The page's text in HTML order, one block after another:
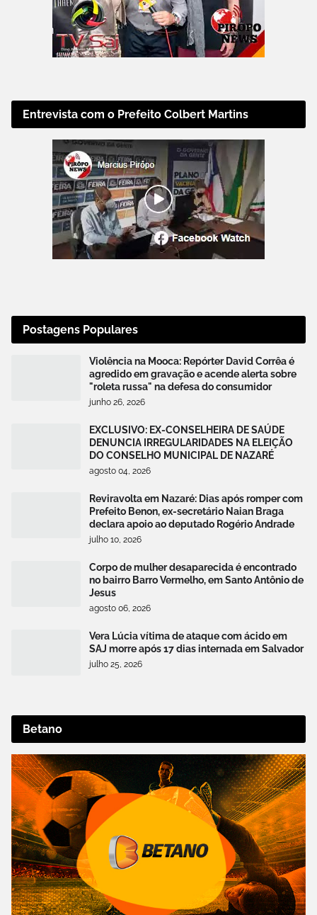
Entrevista com o Prefeito Colbert Martins
Postagens Populares
Violência na Mooca: Repórter David Corrêa é
agredido em gravação e acende alerta sobre
"roleta russa" na defesa do consumidor
junho 26, 2026
EXCLUSIVO: EX-CONSELHEIRA DE SAÚDE
DENUNCIA IRREGULARIDADES NA ELEIÇÃO
DO CONSELHO MUNICIPAL DE NAZARÉ
agosto 04, 2026
Reviravolta em Nazaré: Dias após romper com
Prefeito Benon, ex-secretário Naian Braga
declara apoio ao deputado Rogério Andrade
julho 10, 2026
Corpo de mulher desaparecida é encontrado
no bairro Barro Vermelho, em Santo Antônio de
Jesus
agosto 06, 2026
Vera Lúcia vítima de ataque com ácido em
SAJ morre após 17 dias internada em Salvador
julho 25, 2026
Betano